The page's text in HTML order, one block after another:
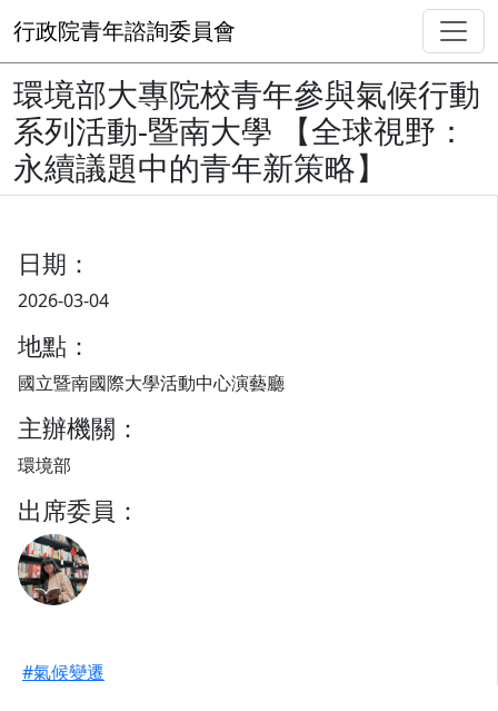
行政院青年諮詢委員會
環境部大專院校青年參與氣候行動
系列活動-暨南大學 【全球視野：
永續議題中的青年新策略】
日期：
2026-03-04
地點：
國立暨南國際大學活動中心演藝廳
主辦機關：
環境部
出席委員：
#氣候變遷